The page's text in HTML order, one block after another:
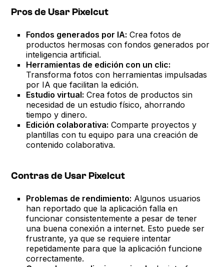
Pros de Usar Pixelcut
Fondos generados por IA: Crea fotos de
productos hermosas con fondos generados por
inteligencia artificial.
Herramientas de edición con un clic:
Transforma fotos con herramientas impulsadas
por IA que facilitan la edición.
Estudio virtual: Crea fotos de productos sin
necesidad de un estudio físico, ahorrando
tiempo y dinero.
Edición colaborativa: Comparte proyectos y
plantillas con tu equipo para una creación de
contenido colaborativa.
Contras de Usar Pixelcut
Problemas de rendimiento: Algunos usuarios
han reportado que la aplicación falla en
funcionar consistentemente a pesar de tener
una buena conexión a internet. Esto puede ser
frustrante, ya que se requiere intentar
repetidamente para que la aplicación funcione
correctamente.